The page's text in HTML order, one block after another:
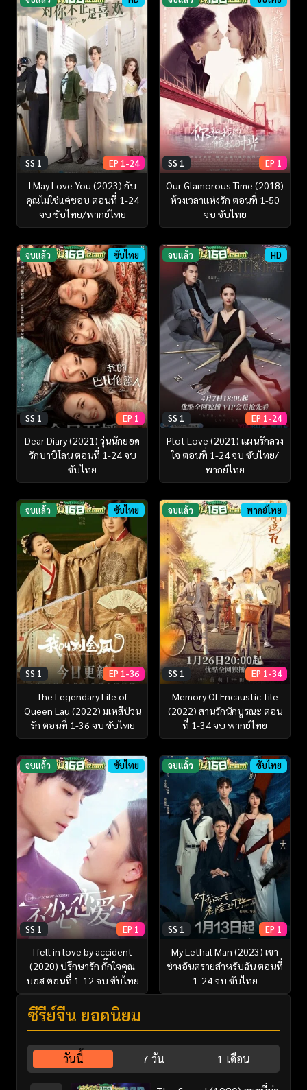
SS 1 EP 1-24
I May Love You (2023) กับ
คุณไม่ใช่แค่ชอบ ตอนที่ 1-24
จบ ซับไทย/พากย์ไทย
SS 1 EP 1
Our Glamorous Time (2018)
ห้วงเวลาแห่งรัก ตอนที่ 1-50
จบ ซับไทย
จบแล้ว ซับไทย
SS 1 EP 1
Dear Diary (2021) วุ่นนักยอด
รักบาบิโลน ตอนที่ 1-24 จบ
ซับไทย
จบแล้ว HD
SS 1 EP 1-24
Plot Love (2021) แผนรักลวง
ใจ ตอนที่ 1-24 จบ ซับไทย/
พากย์ไทย
จบแล้ว ซับไทย
SS 1 EP 1-36
The Legendary Life of
Queen Lau (2022) มเหสีป่วน
รัก ตอนที่ 1-36 จบ ซับไทย
จบแล้ว พากย์ไทย
SS 1 EP 1-34
Memory Of Encaustic Tile
(2022) สานรักนักบูรณะ ตอน
ที่ 1-34 จบ พากย์ไทย
จบแล้ว ซับไทย
SS 1 EP 1
I fell in love by accident
(2020) ปรึกษารัก กั๊กใจคุณ
บอส ตอนที่ 1-12 จบ ซับไทย
จบแล้ว ซับไทย
SS 1 EP 1
My Lethal Man (2023) เขา
ช่างอันตรายสำหรับฉัน ตอนที่
1-24 จบ ซับไทย
ซีรี่ย์จีน ยอดนิยม
วันนี้ 7 วัน 1 เดือน